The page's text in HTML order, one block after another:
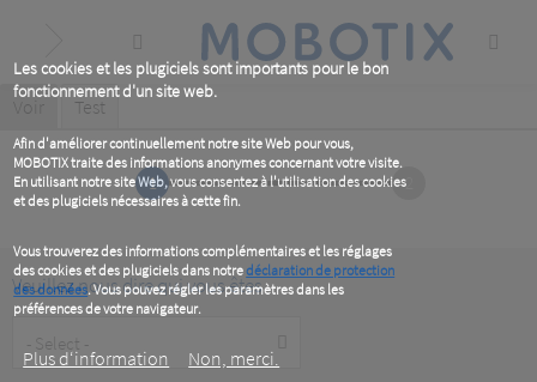
Les cookies et les plugiciels sont importants pour le bon
fonctionnement d'un site web.
Afin d'améliorer continuellement notre site Web pour vous,
MOBOTIX traite des informations anonymes concernant votre visite.
En utilisant notre site Web, vous consentez à l'utilisation des cookies
et des plugiciels nécessaires à cette fin.
Vous trouverez des informations complémentaires et les réglages
des cookies et des plugiciels dans notredéclaration de protection
des données. Vous pouvez régler les paramètres dans les
préférences de votre navigateur.
Plus d‘information Non, merci.
content
Primary
tabs
Voir (active
Test
1 2
Veuillez nous dire qui vous êtes
Type